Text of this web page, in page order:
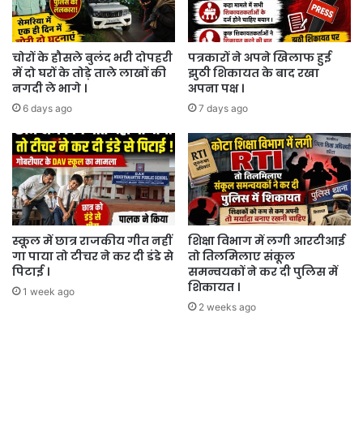
चोरों के हौसले बुलंद भरी दोपहरी
में दो घरों के तोड़े ताले लाखों की
नगदी ले भागे ।
6 days ago
पत्रकारों ने अपने खिलाफ हुई
झुठी शिकायत के बाद रखा
अपना पक्ष ।
7 days ago
स्कूल में छात्र राजकीय गीत नहीं
गा पाया तो टीचर ने कर दी डंडे से
पिटाई ।
1 week ago
शिक्षा विभाग में लगी आरटीआई
तो तिलमिलाए संकूल
समन्वयकों ने कर दी पुलिस में
शिकायत ।
2 weeks ago